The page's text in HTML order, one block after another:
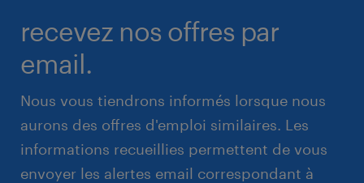
recevez nos offres par
email.
Nous vous tiendrons informés lorsque nous
aurons des offres d'emploi similaires. Les
informations recueillies permettent de vous
envoyer les alertes email correspondant à